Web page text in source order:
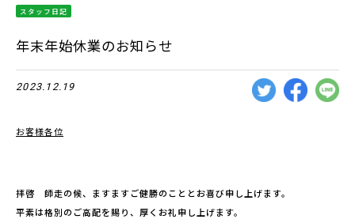
スタッフ日記
年末年始休業のお知らせ
2023.12.19
お客様各位
拝啓 師走の候、ますますご健勝のこととお喜び申し上げます。
平素は格別のご高配を賜り、厚くお礼申し上げます。